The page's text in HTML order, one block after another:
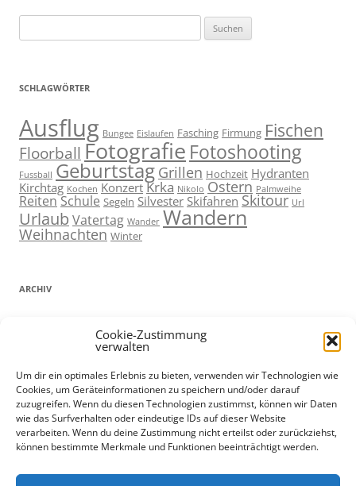
Cookie-Zustimmung
verwalten
Um dir ein optimales Erlebnis zu bieten, verwenden wir Technologien wie
Cookies, um Geräteinformationen zu speichern und/oder darauf
zuzugreifen. Wenn du diesen Technologien zustimmst, können wir Daten
wie das Surfverhalten oder eindeutige IDs auf dieser Website
verarbeiten. Wenn du deine Zustimmung nicht erteilst oder zurückziehst,
können bestimmte Merkmale und Funktionen beeinträchtigt werden.
nach:
SCHLAGWÖRTER
Ausflug Bungee Eislaufen Fasching Firmung Fischen
Floorball Fotografie Fotoshooting
Fussball Geburtstag Grillen Hochzeit Hydranten
Kirchtag Kochen Konzert Krka Nikolo Ostern Palmweihe
Reiten Schule Segeln Silvester Skifahren Skitour Url
Urlaub Vatertag Wander Wandern
Weihnachten Winter
ARCHIV
ADMIN
Anmelden
Eintrags-Feed
Datenschutz und Cookies: Diese Website verwendet Cookies. Wenn du